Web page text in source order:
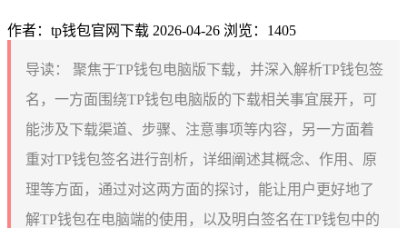
作者：tp钱包官网下载 2026-04-26 浏览：1405
导读：
聚焦于TP钱包电脑版下载，并深入解析TP钱包签
名，一方面围绕TP钱包电脑版的下载相关事宜展开，可
能涉及下载渠道、步骤、注意事项等内容，另一方面着
重对TP钱包签名进行剖析，详细阐述其概念、作用、原
理等方面，通过对这两方面的探讨，能让用户更好地了
解TP钱包在电脑端的使用，以及明白签名在TP钱包中的